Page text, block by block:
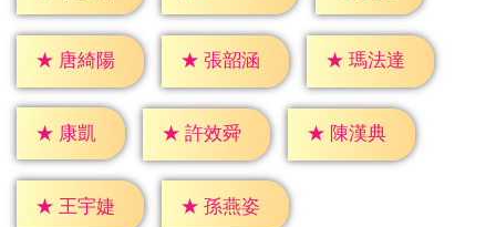
★ 唐綺陽 ★ 張韶涵 ★ 瑪法達
★ 康凱 ★ 許效舜 ★ 陳漢典
★ 王宇婕 ★ 孫燕姿